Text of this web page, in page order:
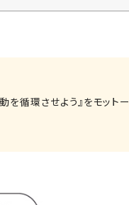
循環させよう』をモットー